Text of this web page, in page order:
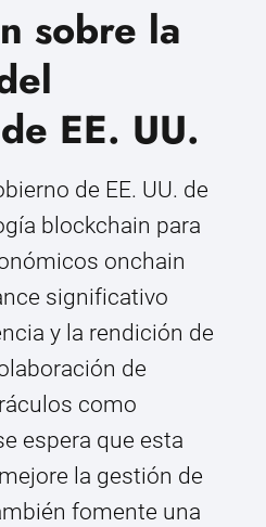
sobre la
EE. UU.
de EE. UU. de
blockchain para
onchain
significativo
y la rendición de
de
como
espera que esta
la gestión de
fomente una